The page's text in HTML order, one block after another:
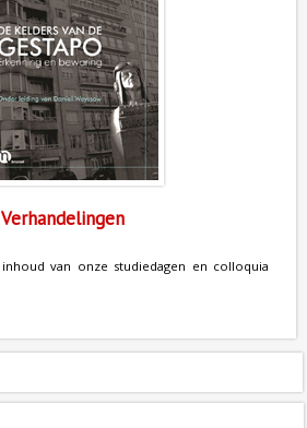
Verhandelingen
van onze studiedagen en colloquia